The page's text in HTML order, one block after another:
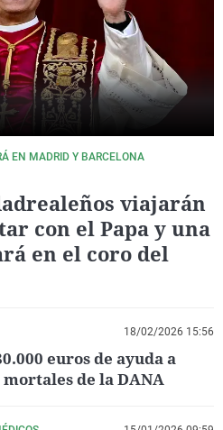
La rosa de los vientos
Gente viajera
Como el perro y el
Caso
Retornados
Equipo de
Operación Viuda
Extremadura
Galicia
La Rioja
Navarra
País Vasco
Virales
Televisión
Elecciones
EN MADRID Y BARCELONA
viajarán
con el Papa y una
en el coro del
18/02/2026 15:56
euros de ayuda a
de la DANA